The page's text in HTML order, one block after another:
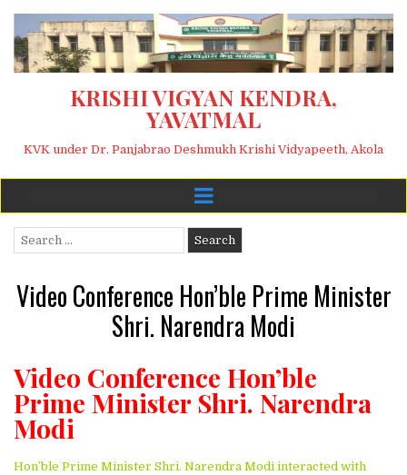
KRISHI VIGYAN KENDRA,
YAVATMAL
KVK under Dr. Panjabrao Deshmukh Krishi Vidyapeeth, Akola
Search for:
Video Conference Hon’ble Prime Minister
Shri. Narendra Modi
Video Conference Hon’ble
Prime Minister Shri. Narendra
Modi
Hon’ble Prime Minister Shri. Narendra Modi interacted with